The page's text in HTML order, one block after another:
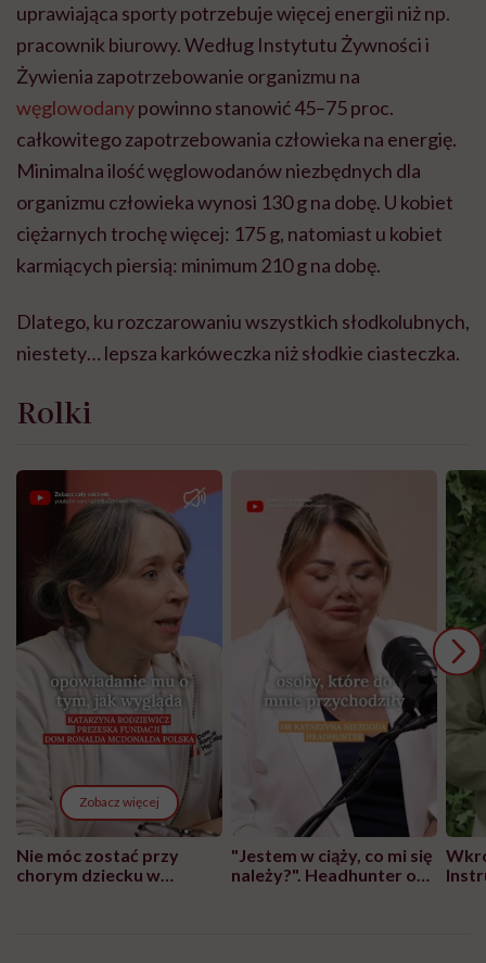
uprawiająca sporty potrzebuje więcej energii niż np.
pracownik biurowy. Według Instytutu Żywności i
Żywienia zapotrzebowanie organizmu na
węglowodanypowinno stanowić 45–75 proc.
całkowitego zapotrzebowania człowieka na energię.
Minimalna ilość węglowodanów niezbędnych dla
organizmu człowieka wynosi 130 g na dobę. U kobiet
ciężarnych trochę więcej: 175 g, natomiast u kobiet
karmiących piersią: minimum 210 g na dobę.
Dlatego, ku rozczarowaniu wszystkich słodkolubnych,
niestety… lepsza karkóweczka niż słodkie ciasteczka.
Rolki
Zobacz więcej
Nie móc zostać przy
chorym dziecku w
"Jestem w ciąży, co mi się
należy?". Headhunter o